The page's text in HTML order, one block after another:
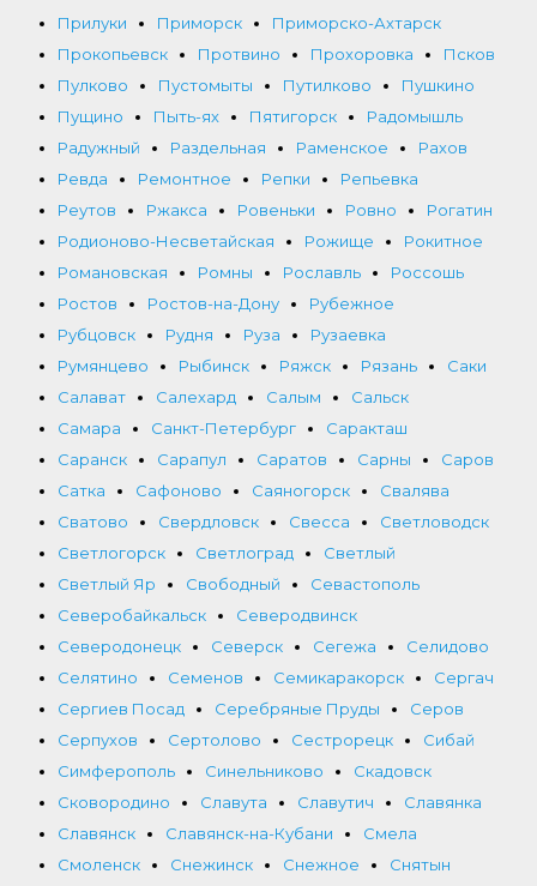
Прилуки
Приморск
Приморско-Ахтарск
Прокопьевск
Протвино Прохоровка
Псков
Пулково
Пустомыты Путилково
Пушкино
Пущино
Пыть-ях Пятигорск
Радомышль
Радужный
Раздельная Раменское
Рахов
Ревда
Ремонтное Репки
Репьевка
Реутов
Ржакса Ровеньки Ровно
Рогатин
Родионово-Несветайская
Рожище
Рокитное
Романовская
Ромны Рославль
Россошь
Ростов
Ростов-на-Дону
Рубежное
Рубцовск
Рудня Руза
Рузаевка
Румянцево
Рыбинск Ряжск Рязань
Саки
Салават
Салехард Салым
Сальск
Самара
Санкт-Петербург
Саракташ
Саранск
Сарапул Саратов Сарны
Саров
Сатка
Сафоново Саяногорск
Свалява
Сватово
Свердловск Свесса
Светловодск
Светлогорск
Светлоград
Светлый
Светлый Яр
Свободный
Севастополь
Северобайкальск
Северодвинск
Северодонецк
Северск Сегежа
Селидово
Селятино
Семенов Семикаракорск
Сергач
Сергиев Посад
Серебряные Пруды
Серов
Серпухов
Сертолово Сестрорецк
Сибай
Симферополь
Синельниково
Скадовск
Сковородино
Славута Славутич
Славянка
Славянск
Славянск-на-Кубани
Смела
Смоленск
Снежинск Снежное
Снятын